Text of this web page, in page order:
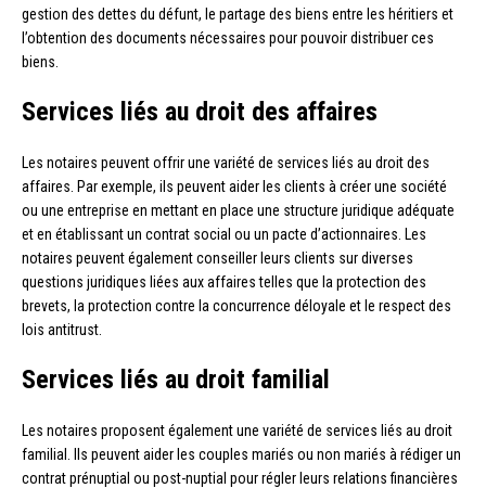
gestion des dettes du défunt, le partage des biens entre les héritiers et
l’obtention des documents nécessaires pour pouvoir distribuer ces
biens.
Services liés au droit des affaires
Les notaires peuvent offrir une variété de services liés au droit des
affaires. Par exemple, ils peuvent aider les clients à créer une société
ou une entreprise en mettant en place une structure juridique adéquate
et en établissant un contrat social ou un pacte d’actionnaires. Les
notaires peuvent également conseiller leurs clients sur diverses
questions juridiques liées aux affaires telles que la protection des
brevets, la protection contre la concurrence déloyale et le respect des
lois antitrust.
Services liés au droit familial
Les notaires proposent également une variété de services liés au droit
familial. Ils peuvent aider les couples mariés ou non mariés à rédiger un
contrat prénuptial ou post-nuptial pour régler leurs relations financières